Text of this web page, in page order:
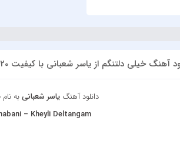
آهنگ خیلی دلتنگم از یاسر شعبانی با کیفیت 320 + متن آهنگ
دانلود آهنگ یاسر شعبانیبه نام
– Kheyli Deltangam